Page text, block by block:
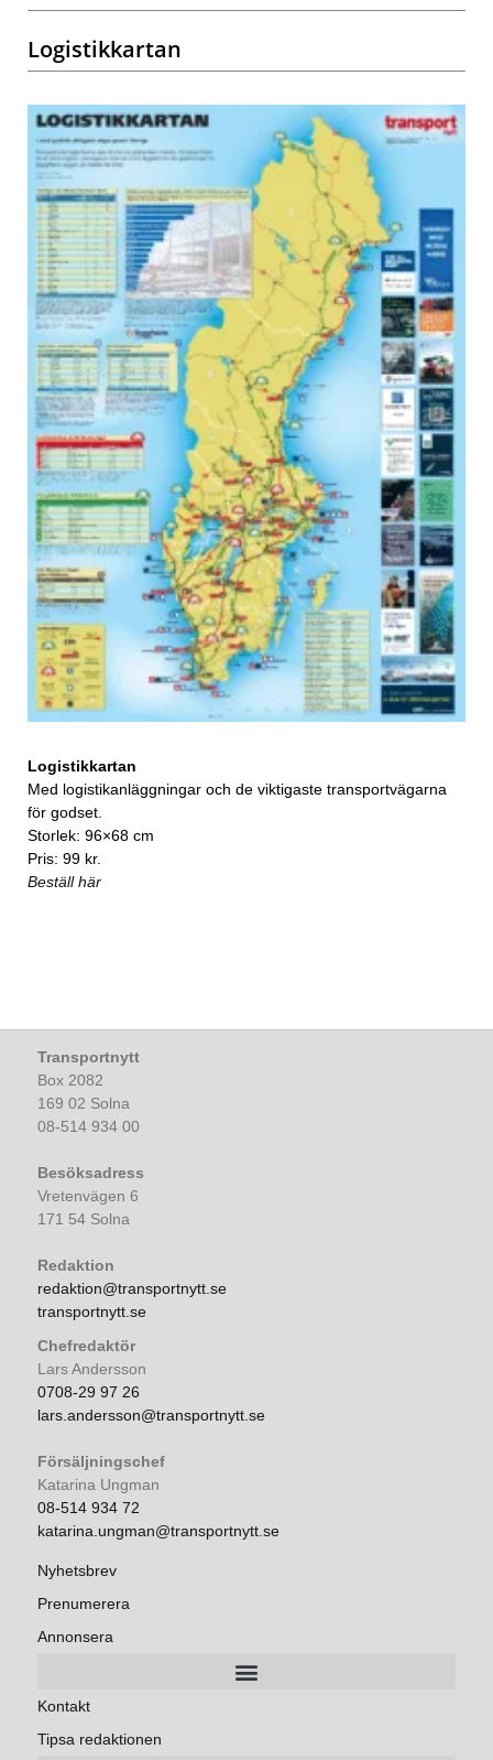
Logistikkartan
Logistikkartan
Med logistikanläggningar och de viktigaste transportvägarna
för godset.
Storlek: 96×68 cm
Pris: 99 kr.
Beställ här
Transportnytt
Box 2082
169 02 Solna
08-514 934 00
Besöksadress
Vretenvägen 6
171 54 Solna
Redaktion
redaktion@transportnytt.se
transportnytt.se
Chefredaktör
Lars Andersson
0708-29 97 26
lars.andersson@transportnytt.se
Försäljningschef
Katarina Ungman
08-514 934 72
katarina.ungman@transportnytt.se
Nyhetsbrev
Prenumerera
Annonsera
Kontakt
Tipsa redaktionen